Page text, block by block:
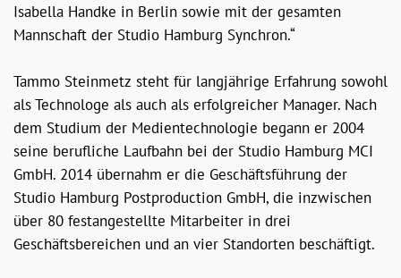
Isabella Handke in Berlin sowie mit der gesamten
Mannschaft der Studio Hamburg Synchron.“
Tammo Steinmetz steht für langjährige Erfahrung sowohl
als Technologe als auch als erfolgreicher Manager. Nach
dem Studium der Medientechnologie begann er 2004
seine berufliche Laufbahn bei der Studio Hamburg MCI
GmbH. 2014 übernahm er die Geschäftsführung der
Studio Hamburg Postproduction GmbH, die inzwischen
über 80 festangestellte Mitarbeiter in drei
Geschäftsbereichen und an vier Standorten beschäftigt.